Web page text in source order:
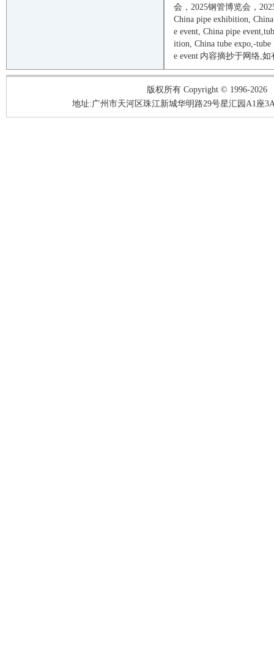
会， 2025钢管博览会，
China pipe exhibition,
e event, China pipe event,
ition, China tube expo,-tube
e event 内容摘抄于网络,如
版权所有 Copyright © 1996-2026
地址:广州市天河区珠江新城华明路29号星汇园A1座